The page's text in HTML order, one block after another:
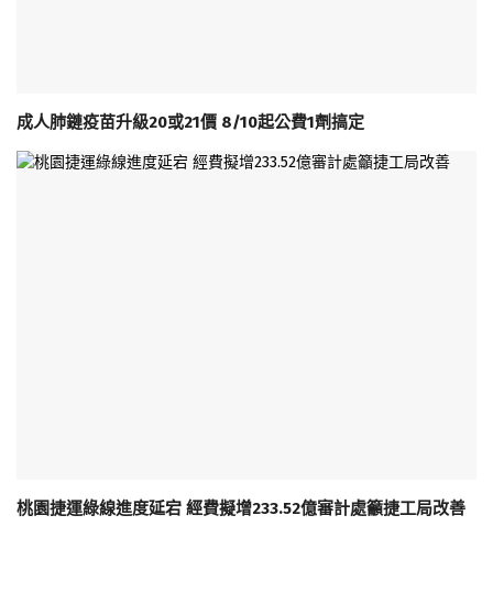
成人肺鏈疫苗升級20或21價 8/10起公費1劑搞定
桃園捷運綠線進度延宕 經費擬增233.52億審計處籲捷工局改善